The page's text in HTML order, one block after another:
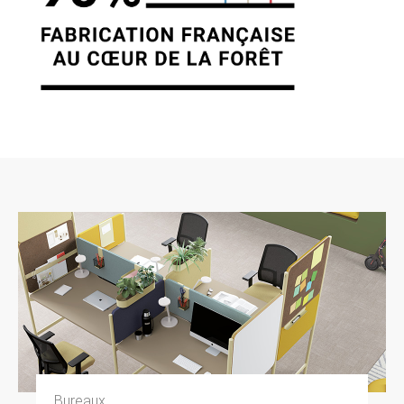
7. GESTION DES DONNÉES
PERSONNELLES.
En France, les données personnelles sont
notamment protégées par la loi n° 78-87 du 6
l’utilisateur, l’adresse de protocole Internet (IP)
de l’utilisateur. En tout état de cause CLEN ne
collecte des informations personnelles
relatives à l’utilisateur que pour le besoin de
certains services proposés par le site
https://clen.fr. L’utilisateur fournit ces
informations en toute connaissance de cause,
notamment lorsqu’il procède par lui-même à
leur saisie. Il est alors précisé à l’utilisateur du
site https://clen.fr l’obligation ou non de fournir
ces informations. Conformément aux